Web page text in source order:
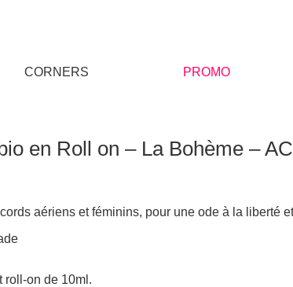
CORNERS PROMO
en Roll on – La Bohème –
aériens et féminins, pour une ode à la liberté
roll-on de 10ml.